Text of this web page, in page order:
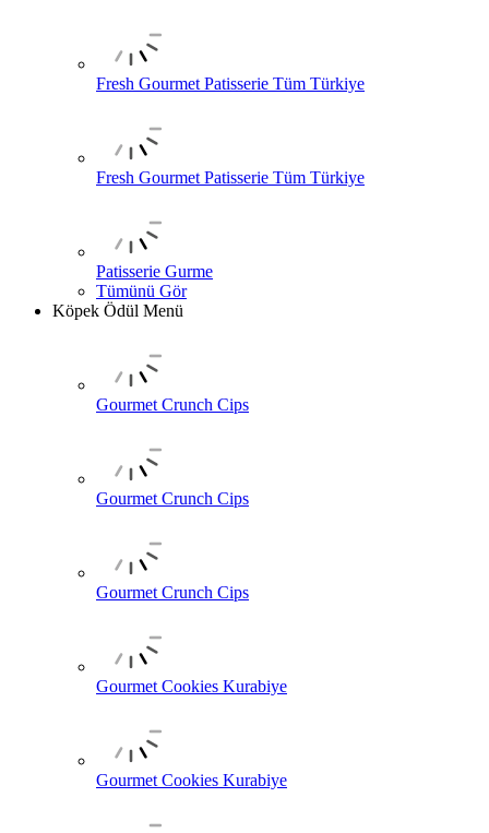
Fresh Gourmet Patisserie Tüm Türkiye
Fresh Gourmet Patisserie Tüm Türkiye
Patisserie Gurme
Tümünü Gör
Köpek Ödül Menü
Gourmet Crunch Cips
Gourmet Crunch Cips
Gourmet Crunch Cips
Gourmet Cookies Kurabiye
Gourmet Cookies Kurabiye